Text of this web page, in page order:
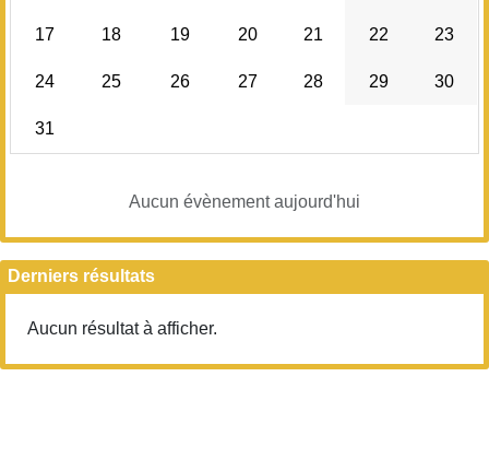
21h00
20h30 – 21h00
21h00 – 21h30
17 18 19 20 21 22 23
24 25 26 27 28 29 30
31
Aucun évènement aujourd'hui
Derniers résultats
Aucun résultat à afficher.